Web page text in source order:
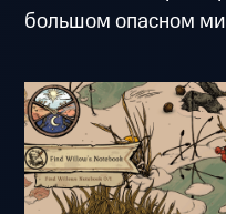
большом опасном